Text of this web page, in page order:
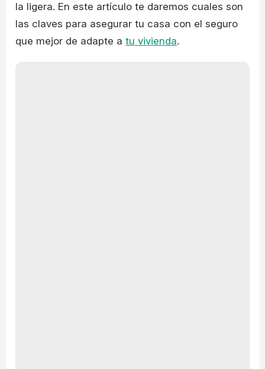
la ligera. En este artículo te daremos cuales son
las claves para asegurar tu casa con el seguro
que mejor de adapte a tu vivienda.